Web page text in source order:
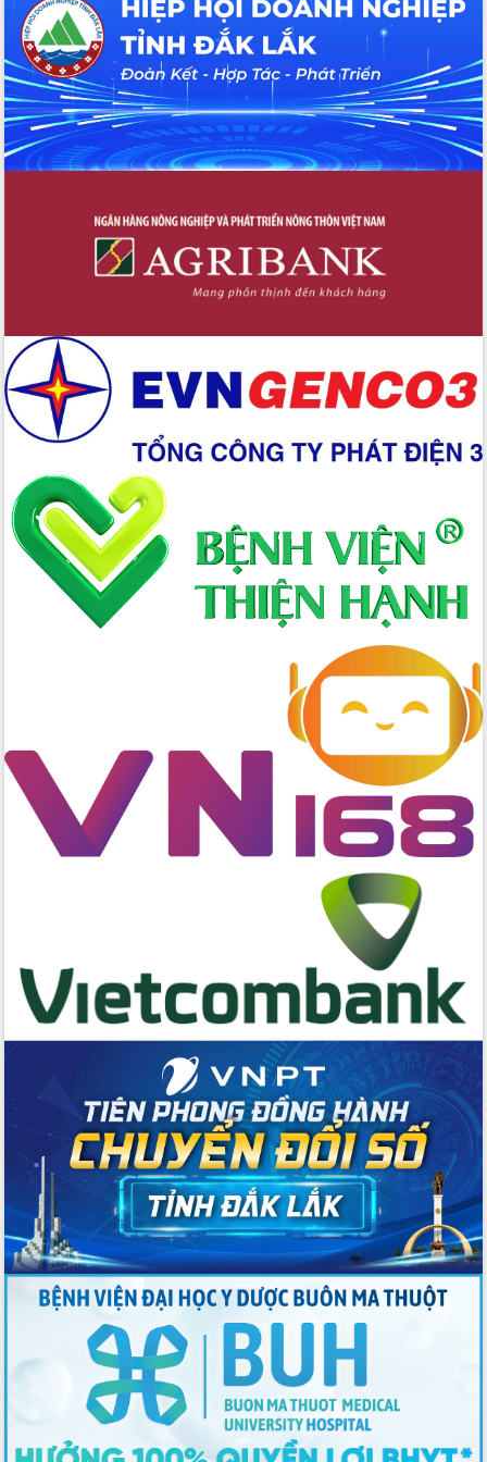
Gỡ khó, khởi công xây dựng, sửa chữa
toàn bộ nhà ở cho hộ dân đúng tiến độ
đề ra
UBND tỉnh Đắk Lắk tổng kết công tác
quốc phòng, quân sự địa phương năm
2025
Tập trung triển khai quyết liệt, đồng bộ
các nhiệm vụ đề ra năm 2025
Phát huy vai trò của người có uy tín
trong phòng chống tảo hôn và hôn
nghiệp nước ngoài
Đắk Lắk định vị thương hiệu du lịch
“Biển – Rừng – Cà phê” trong không
gian phát triển mới
Hội nghị chia sẻ kinh nghiệm, chuyển
giao kỹ thuật y tế, định hướng phát
triển chuyên sâu đến 2030
Chuyển đổi số mở ra không gian phát
triển trong lĩnh vực văn hóa, du lịch
Công bố quyết định của Ban Thường
vụ Tỉnh ủy về công tác cán bộ.
Thủ tướng Phạm Minh Chính: Khẩn
trương tái thiết cuộc sống người dân
định đời sống Nhân dân sau bão số 13
Bí thư Tỉnh ủy Lương Nguyễn Minh
Triết dự Ngày hội đại đoàn kết tại
Buôn Đăk Tuôr, xã Cư Pui
Khởi công xây dựng Trường Phổ thông
chịu ảnh hưởng nặng từ bão số 13
Chủ tịch UBND tỉnh kiểm tra công tác
phòng, chống bão số 13 tại các địa
bàn xung yếu
Tập trung đẩy nhanh giải ngân nguồn
vốn các chương trình mục tiêu quốc
Xã Ea H'leo giữ vững và nâng cao chất
lượng các tiêu chí nông thôn mới
Công bố quyết định của Ban Thường
vụ Tỉnh ủy về công tác cán bộ
Nâng cao trách nhiệm người đứng
đầu, phát huy tinh thần chủ động,
sáng tạo để đảm bảo tiến độ giải ngân
vốn đầu tư công năm 2025
Sở Công Thương đột phá số hóa 100%
thủ tục trực tuyến lấy sự hài lòng của
doanh nghiệp làm thước đo phục vụ
Đảm bảo công tác bầu cử triển khai
đúng tiến độ, quy trình theo luật định
Ban Tuyên giáo và Dân vận Trung ương